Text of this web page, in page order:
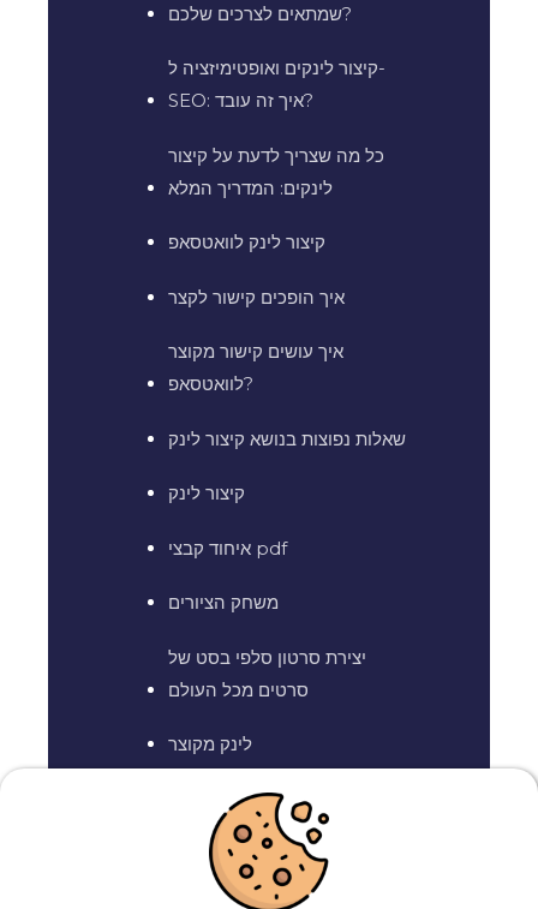
שמתאים לצרכים שלכם?
קיצור לינקים ואופטימיזציה ל-
SEO: איך זה עובד?
כל מה שצריך לדעת על קיצור
לינקים: המדריך המלא
קיצור לינק לוואטסאפ
איך הופכים קישור לקצר
איך עושים קישור מקוצר
לוואטסאפ?
שאלות נפוצות בנושא קיצור לינק
קיצור לינק
איחוד קבצי pdf
משחק הציורים
יצירת סרטון סלפי בסט של
סרטים מכל העולם
לינק מקוצר
קיצור קישור לוואטסאפ
יצירת קישור לווצאפ